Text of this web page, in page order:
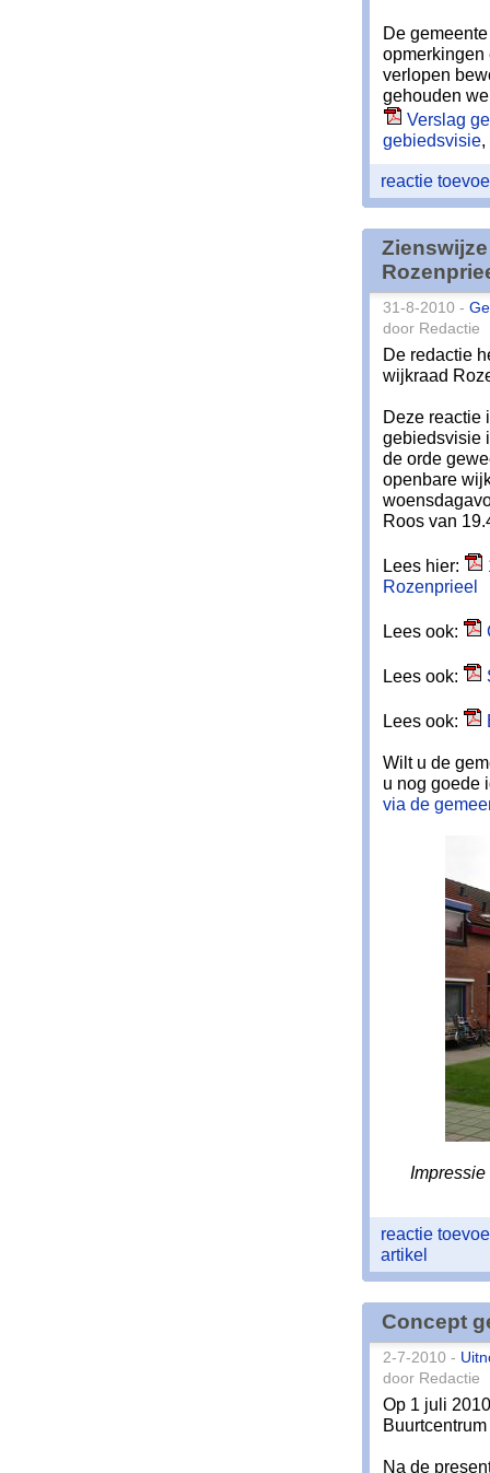
De
opmerkingen
verlopen
gehouden
Verslag
gebiedsvisie,
reactie
31-8-2010 -
door Redactie
De redactie
wijkraad
Deze reactie
gebiedsvisie
de orde
openbare
Roos van
Lees hier:
Rozenprieel
Lees ook:
Lees ook:
Lees ook:
Wilt u de
u nog goede
via de
reactie
artikel
Concept
2-7-2010 -
door Redactie
Op 1 juli
Na de